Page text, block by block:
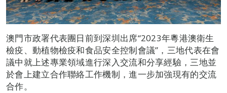
澳門市政署代表團日前到深圳出席“2023年粵港澳衛生
檢疫、動植物檢疫和食品安全控制會議”，三地代表在會
議中就上述專業領域進行深入交流和分享經驗，三地並
於會上建立合作聯絡工作機制，進一步加強現有的交流
合作。